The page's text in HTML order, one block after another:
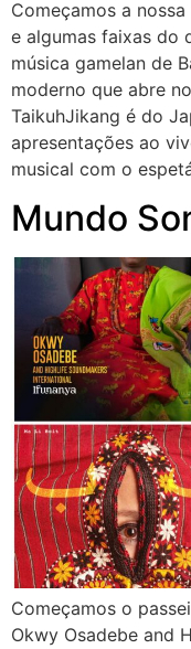
Começamos a
e algumas faixas do
música gamelan de
moderno que abre
TaikuhJikang é do
apresentações ao
musical com o
Mundo
Começamos o
Okwy Osadebe and